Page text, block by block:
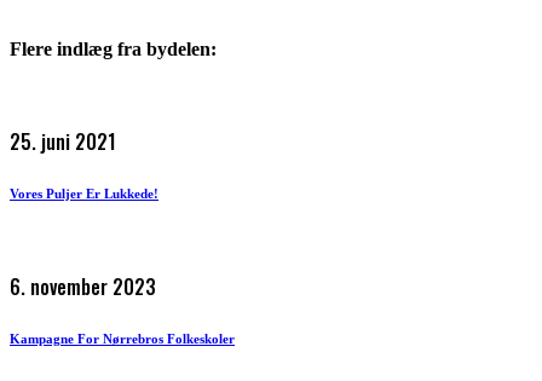
Flere indlæg fra bydelen:
25. juni 2021
Vores Puljer Er Lukkede!
6. november 2023
Kampagne For Nørrebros Folkeskoler